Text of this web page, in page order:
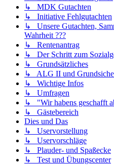
↳ MDK Gutachten
↳ Initiative Fehlgutachten
↳ Unsere Gutachten,
Wahrheit ???
↳ Rentenantrag
↳ Der Schritt zum
↳ Grundsätzliches
↳ ALG II und
↳ Wichtige Infos
↳ Umfragen
↳ "Wir habens geschafft
↳ Gästebereich
Dies und Das
↳ Uservorstellung
↳ Uservorschläge
↳ Plauder- und Spaßecke
↳ Test und Übungscenter